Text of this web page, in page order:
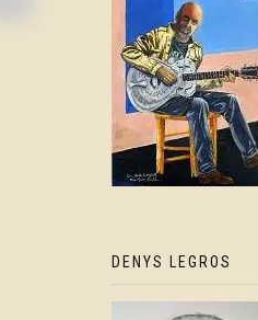
DENYS LEGROS